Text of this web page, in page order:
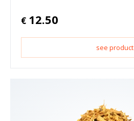
€ 12.50
see product